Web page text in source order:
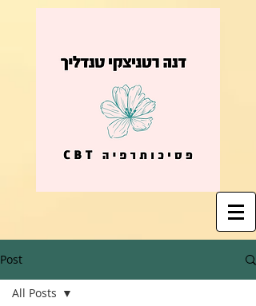
Post
All Posts